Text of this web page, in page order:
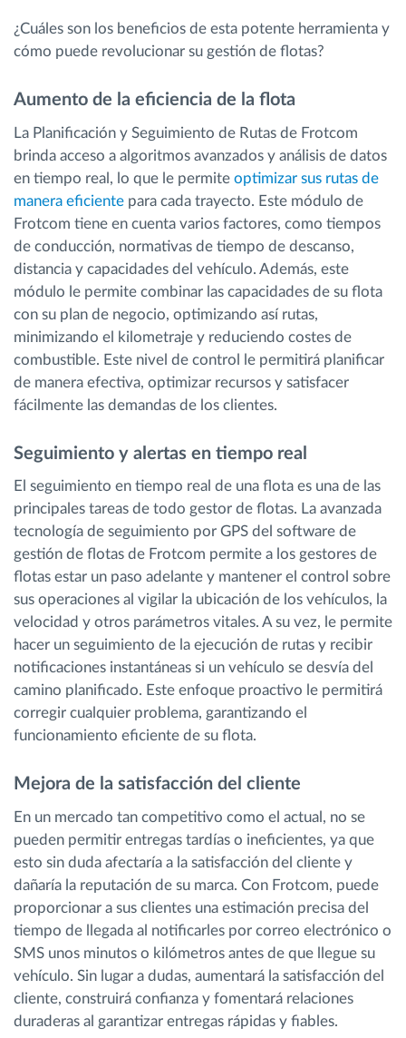
¿Cuáles son los beneficios de esta potente herramienta y
cómo puede revolucionar su gestión de flotas?
Aumento de la eficiencia de la flota
La Planificación y Seguimiento de Rutas de Frotcom
brinda acceso a algoritmos avanzados y análisis de datos
en tiempo real, lo que le permite optimizar sus rutas de
manera eficiente para cada trayecto. Este módulo de
Frotcom tiene en cuenta varios factores, como tiempos
de conducción, normativas de tiempo de descanso,
distancia y capacidades del vehículo. Además, este
módulo le permite combinar las capacidades de su flota
con su plan de negocio, optimizando así rutas,
minimizando el kilometraje y reduciendo costes de
combustible. Este nivel de control le permitirá planificar
de manera efectiva, optimizar recursos y satisfacer
fácilmente las demandas de los clientes.
Seguimiento y alertas en tiempo real
El seguimiento en tiempo real de una flota es una de las
principales tareas de todo gestor de flotas. La avanzada
tecnología de seguimiento por GPS del software de
gestión de flotas de Frotcom permite a los gestores de
flotas estar un paso adelante y mantener el control sobre
sus operaciones al vigilar la ubicación de los vehículos, la
velocidad y otros parámetros vitales. A su vez, le permite
hacer un seguimiento de la ejecución de rutas y recibir
notificaciones instantáneas si un vehículo se desvía del
camino planificado. Este enfoque proactivo le permitirá
corregir cualquier problema, garantizando el
funcionamiento eficiente de su flota.
Mejora de la satisfacción del cliente
En un mercado tan competitivo como el actual, no se
pueden permitir entregas tardías o ineficientes, ya que
esto sin duda afectaría a la satisfacción del cliente y
dañaría la reputación de su marca. Con Frotcom, puede
proporcionar a sus clientes una estimación precisa del
tiempo de llegada al notificarles por correo electrónico o
SMS unos minutos o kilómetros antes de que llegue su
vehículo. Sin lugar a dudas, aumentará la satisfacción del
cliente, construirá confianza y fomentará relaciones
duraderas al garantizar entregas rápidas y fiables.